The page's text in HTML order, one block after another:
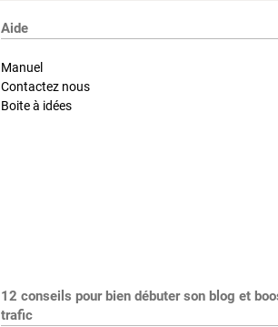
Aide
Manuel
Contactez nous
Boite à idées
12 conseils pour bien débuter son blog et
trafic